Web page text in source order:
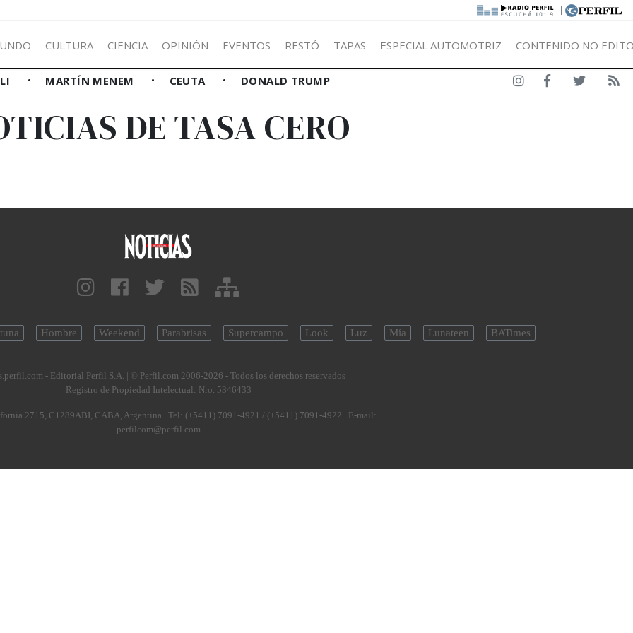
|
CULTURA CIENCIA OPINIÓN EVENTOS RESTÓ TAPAS ESPECIAL AUTOMOTRIZ CONTENIDO NO
MARTÍN MENEM CEUTA DONALD TRUMP
DE TASA CERO
Hombre Weekend Parabrisas Supercampo Look Luz Mía Lunateen BATimes
- Editorial Perfil S.A. | © Perfil.com 2006-2026 - Todos los derechos reservados
Registro de Propiedad Intelectual: Nro. 5346433
2715, C1289ABI, CABA, Argentina | Tel: (+5411) 7091-4921 / (+5411) 7091-4922 | E-mail:
perfilcom@perfil.com